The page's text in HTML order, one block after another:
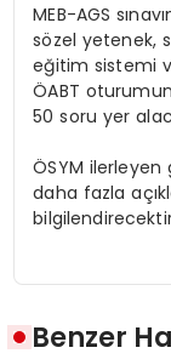
MEB-AGS
sözel yetenek,
eğitim sistemi
ÖABT
50 soru yer
ÖSYM ilerleyen
daha fazla
Benzer